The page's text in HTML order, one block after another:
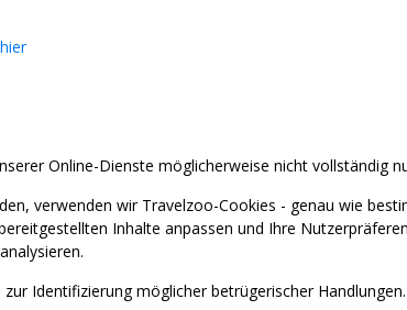
Online-Dienste möglicherweise nicht vollständig
verwenden wir Travelzoo-Cookies - genau wie
Inhalte anpassen und Ihre
Identifizierung möglicher betrügerischer Handlungen.